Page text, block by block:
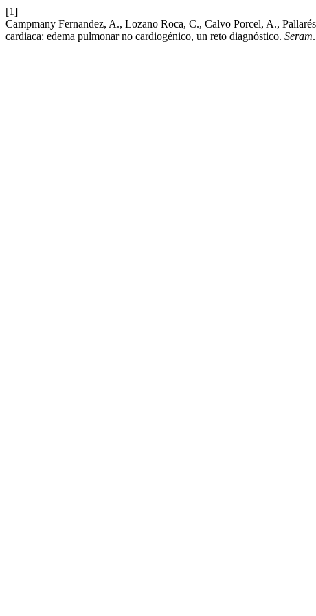
[1]
Campmany Fernandez, A., Lozano Roca, C., Calvo Porcel, A.,
cardiaca: edema pulmonar no cardiogénico, un reto diagnóstico. Seram